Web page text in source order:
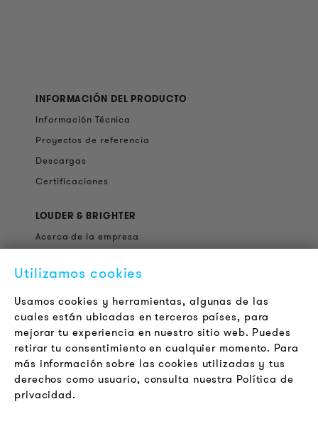
INFORMACIÓN DEL PRODUCTO
Información Técnica
Proyectos de referencia
Descargas
Certificaciones
LOUDER & BRIGHTER
Acerca de la empresa
Jobs
Boletín
LEGAL
Terminos y Condiciones Generales
Aviso de Privacidad
Pie de Imprenta
Utilizamos cookies
Usamos cookies y herramientas, algunas de las
cuales están ubicadas en terceros países, para
mejorar tu experiencia en nuestro sitio web. Puedes
retirar tu consentimiento en cualquier momento. Para
más información sobre las cookies utilizadas y tus
derechos como usuario, consulta nuestra Política de
privacidad.